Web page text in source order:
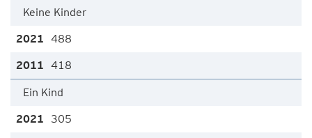
Keine Kinder
488
418
Ein Kind
305